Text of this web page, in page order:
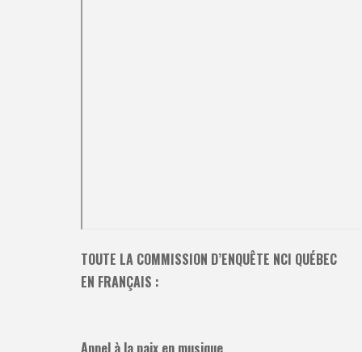
TOUTE LA COMMISSION D’ENQUÊTE NCI QUÉBEC
EN FRANÇAIS :